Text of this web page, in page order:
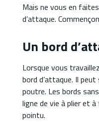
Mais ne vous en
d’attaque.
Un bord
Lorsque vous
bord d’attaque. Il peut
poutre. Les bords
ligne de vie à plier et
pointu.